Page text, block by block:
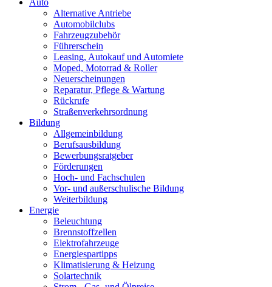
Auto
Alternative Antriebe
Automobilclubs
Fahrzeugzubehör
Führerschein
Leasing, Autokauf und Automiete
Moped, Motorrad & Roller
Neuerscheinungen
Reparatur, Pflege & Wartung
Rückrufe
Straßenverkehrsordnung
Bildung
Allgemeinbildung
Berufsausbildung
Bewerbungsratgeber
Förderungen
Hoch- und Fachschulen
Vor- und außerschulische Bildung
Weiterbildung
Energie
Beleuchtung
Brennstoffzellen
Elektrofahrzeuge
Energiespartipps
Klimatisierung & Heizung
Solartechnik